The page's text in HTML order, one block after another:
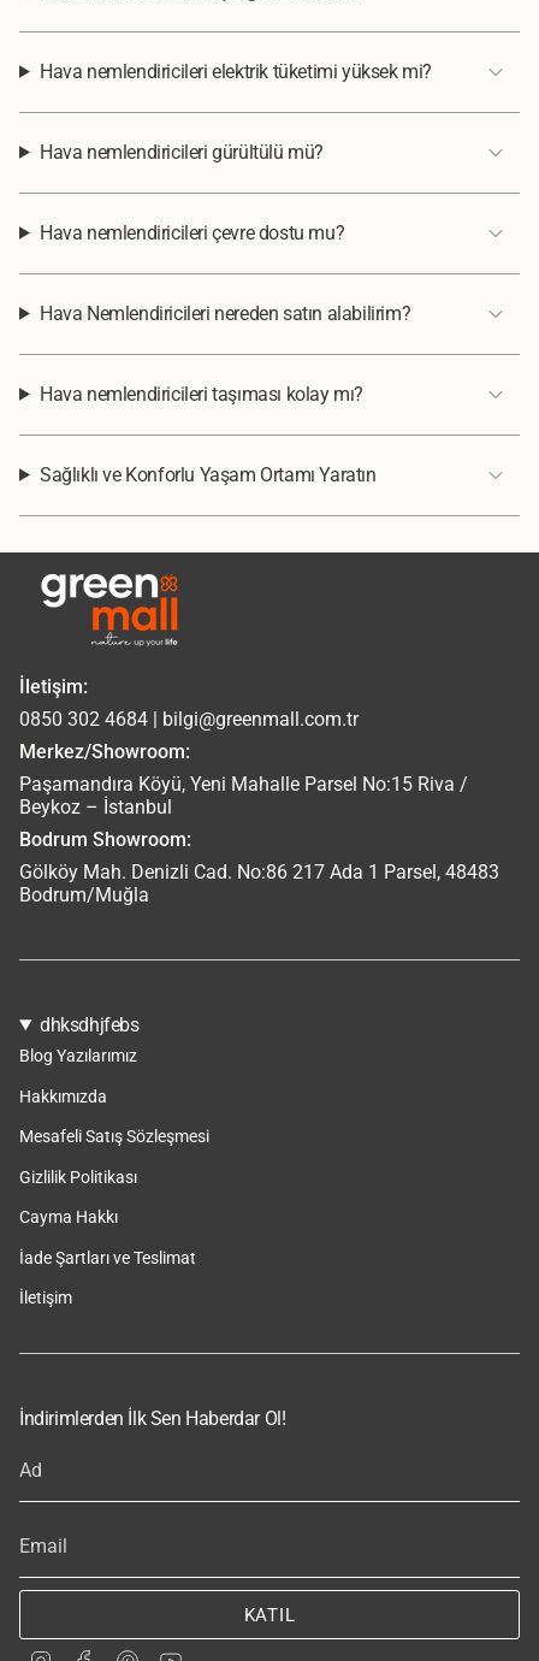
Hava nemlendiricileri elektrik tüketimi yüksek mi?
Hava nemlendiricileri gürültülü mü?
Hava nemlendiricileri çevre dostu mu?
Hava Nemlendiricileri nereden satın alabilirim?
Hava nemlendiricileri taşıması kolay mı?
Sağlıklı ve Konforlu Yaşam Ortamı Yaratın
İletişim:
0850 302 4684 | bilgi@greenmall.com.tr
Merkez/Showroom:
Paşamandıra Köyü, Yeni Mahalle Parsel No:15 Riva /
Beykoz – İstanbul
Bodrum Showroom:
Gölköy Mah. Denizli Cad. No:86 217 Ada 1 Parsel, 48483
Bodrum/Muğla
dhksdhjfebs
Blog Yazılarımız
Hakkımızda
Mesafeli Satış Sözleşmesi
Gizlilik Politikası
Cayma Hakkı
İade Şartları ve Teslimat
İletişim
İndirimlerden İlk Sen Haberdar Ol!
KATIL